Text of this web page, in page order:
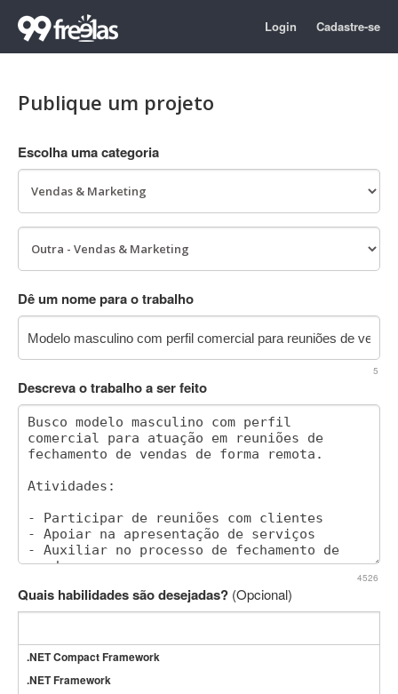
Login Cadastre-se
Publique um projeto
Escolha uma categoria
Dê um nome para o trabalho
5
Descreva o trabalho a ser feito
4526
Quais habilidades são desejadas? (Opcional)
.NET Compact Framework
.NET Framework